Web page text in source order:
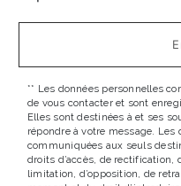
** Les données personnelles
de vous contacter et sont
Elles sont destinées à et ses
répondre à votre message. Les
communiquées aux seuls
droits d’accès, de rectification,
limitation, d’opposition, de